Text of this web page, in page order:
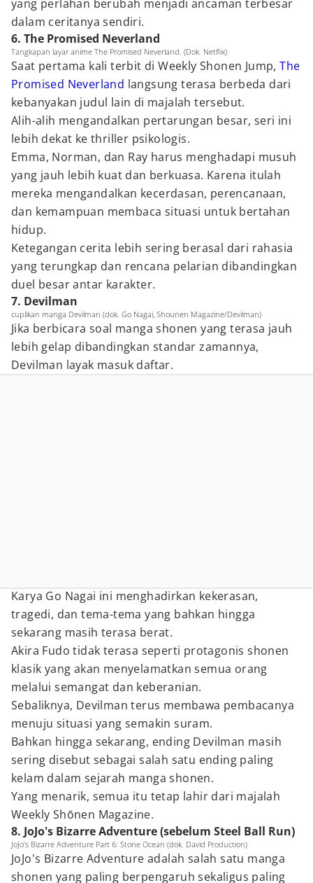
yang perlahan berubah menjadi ancaman terbesar
dalam ceritanya sendiri.
6. The Promised Neverland
Tangkapan layar anime The Promised Neverland. (Dok. Netflix)
Saat pertama kali terbit di Weekly Shonen Jump,The
Promised Neverland langsung terasa berbeda dari
kebanyakan judul lain di majalah tersebut.
Alih-alih mengandalkan pertarungan besar, seri ini
lebih dekat ke thriller psikologis.
Emma, Norman, dan Ray harus menghadapi musuh
yang jauh lebih kuat dan berkuasa. Karena itulah
mereka mengandalkan kecerdasan, perencanaan,
dan kemampuan membaca situasi untuk bertahan
hidup.
Ketegangan cerita lebih sering berasal dari rahasia
yang terungkap dan rencana pelarian dibandingkan
duel besar antar karakter.
7. Devilman
cuplikan manga Devilman (dok. Go Nagai, Shounen Magazine/Devilman)
Jika berbicara soal manga shonen yang terasa jauh
lebih gelap dibandingkan standar zamannya,
Devilman layak masuk daftar.
Karya Go Nagai ini menghadirkan kekerasan,
tragedi, dan tema-tema yang bahkan hingga
sekarang masih terasa berat.
Akira Fudo tidak terasa seperti protagonis shonen
klasik yang akan menyelamatkan semua orang
melalui semangat dan keberanian.
Sebaliknya, Devilman terus membawa pembacanya
menuju situasi yang semakin suram.
Bahkan hingga sekarang, ending Devilman masih
sering disebut sebagai salah satu ending paling
kelam dalam sejarah manga shonen.
Yang menarik, semua itu tetap lahir dari majalah
Weekly Shōnen Magazine.
8. JoJo's Bizarre Adventure (sebelum Steel Ball Run)
JoJo’s Bizarre Adventure Part 6: Stone Ocean (dok. David Production)
JoJo's Bizarre Adventure adalah salah satu manga
shonen yang paling berpengaruh sekaligus paling